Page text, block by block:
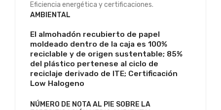
Eficiencia energética y certificaciones.
AMBIENTAL
El almohadón recubierto de papel
moldeado dentro de la caja es 100%
reciclable y de origen sustentable; 85%
del plástico pertenese al ciclo de
reciclaje derivado de ITE; Certificación
Low Halogeno
NÚMERO DE NOTA AL PIE SOBRE LA